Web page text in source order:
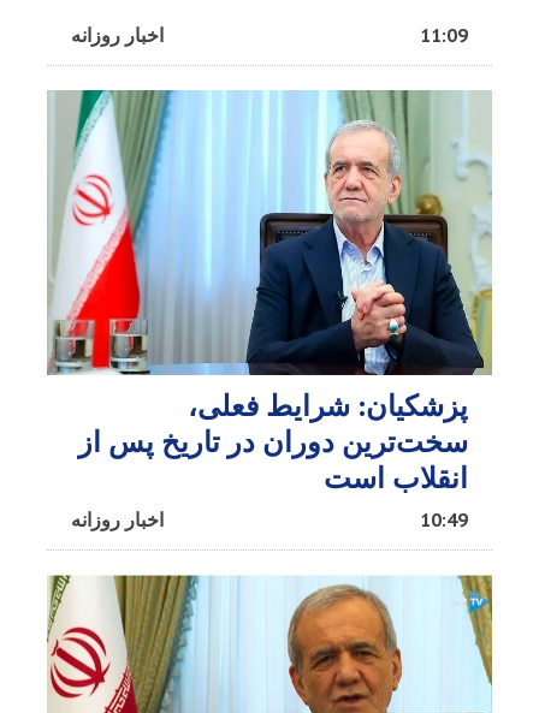
اخبار روزانه 11:09
پزشکیان: شرایط فعلی،
سخت‌ترین دوران در تاریخ پس از
انقلاب است
اخبار روزانه 10:49